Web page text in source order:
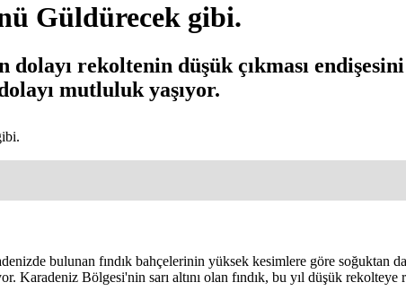
Güldürecek gibi.
rekoltenin düşük çıkması
mutluluk yaşıyor.
bulunan fındık bahçelerinin yüksek kesimlere göre soğuktan
Karadeniz Bölgesi'nin sarı altını olan fındık, bu yıl düşük rekolteye